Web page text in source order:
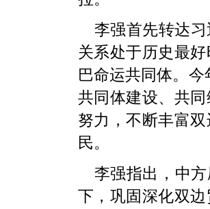
李强首先转达
关系处于历史最
巴命运共同体。
共同体建设、共
努力，不断丰富
民。
李强指出，中
下，巩固深化双